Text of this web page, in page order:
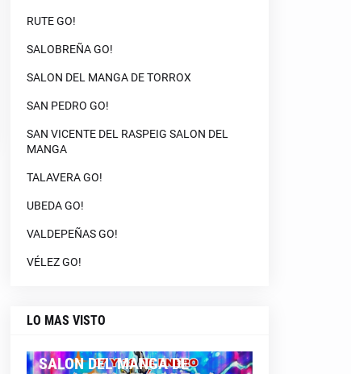
RUTE GO!
SALOBREÑA GO!
SALON DEL MANGA DE TORROX
SAN PEDRO GO!
SAN VICENTE DEL RASPEIG SALON DEL
MANGA
TALAVERA GO!
UBEDA GO!
VALDEPEÑAS GO!
VÉLEZ GO!
LO MAS VISTO
SALON DEL MANGA DE